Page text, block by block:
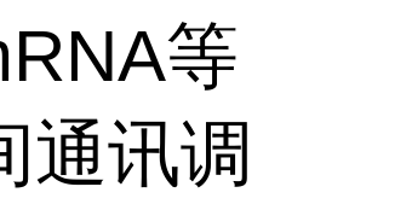
等
通讯调